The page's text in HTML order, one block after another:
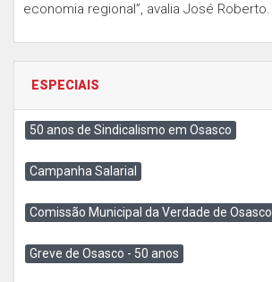
economia regional”, avalia José Roberto.
ESPECIAIS
50 anos de Sindicalismo em Osasco
Campanha Salarial
Comissão Municipal da Verdade de Osasco
Greve de Osasco - 50 anos